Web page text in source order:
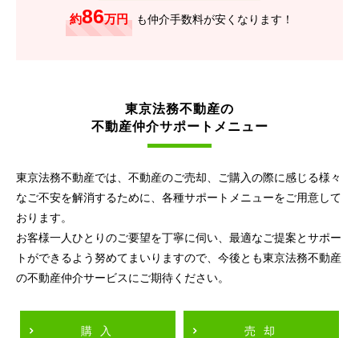
約86万円 も仲介手数料が安くなります！
東京法務不動産の
不動産仲介サポートメニュー
東京法務不動産では、不動産のご売却、ご購入の際に感じる様々
なご不安を解消するために、各種サポートメニューをご用意して
おります。
お客様一人ひとりのご要望を丁寧に伺い、最適なご提案とサポー
トができるよう努めてまいりますので、今後とも東京法務不動産
の不動産仲介サービスにご期待ください。
購入 売却